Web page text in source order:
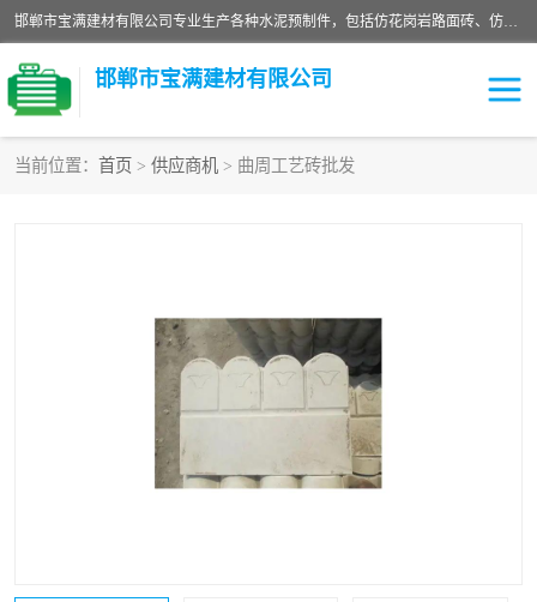
邯郸市宝满建材有限公司专业生产各种水泥预制件，包括仿花岗岩路面砖、仿花岗岩人行道砖、仿花岗岩路侧石、烧结砖、植草砖、码头砖连锁块、仿花岗岩路侧石、沙井盖、水泥盖板等各种水泥制品
邯郸市宝满建材有限公司
当前位置： 首页 > 供应商机 > 曲周工艺砖批发
便道砖
盲道砖
pc仿石砖